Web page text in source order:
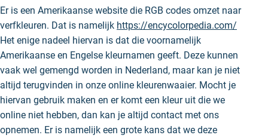
Er is een Amerikaanse website die RGB codes omzet naar
verfkleuren. Dat is namelijk https://encycolorpedia.com/
Het enige nadeel hiervan is dat die voornamelijk
Amerikaanse en Engelse kleurnamen geeft. Deze kunnen
vaak wel gemengd worden in Nederland, maar kan je niet
altijd terugvinden in onze online kleurenwaaier. Mocht je
hiervan gebruik maken en er komt een kleur uit die we
online niet hebben, dan kan je altijd contact met ons
opnemen. Er is namelijk een grote kans dat we deze